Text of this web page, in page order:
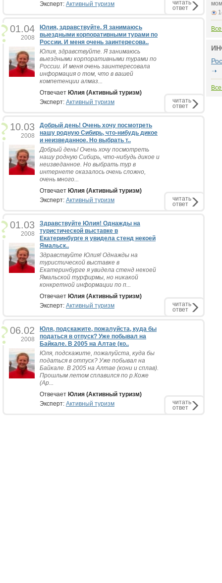
Эксперт: Активный туризм читать
ответ
01.04
2008
Юлия, здравствуйте. Я занимаюсь
выездными корпоративными турами по
России. И меня очень заинтересова..
Юлия, здравствуйте. Я занимаюсь
выездными корпоративными турами по
России. И меня очень заинтересовала
информация о том, что в вашей
компетенции алмаз...
Отвечает Юлия (Активный туризм)
Эксперт: Активный туризм читать
ответ
10.03
2008
Добрый день! Очень хочу посмотреть
нашу родную Сибирь, что-нибудь дикое
и неизведанное. Но выбрать т..
Добрый день! Очень хочу посмотреть
нашу родную Сибирь, что-нибудь дикое и
неизведанное. Но выбрать тур в
интернете оказалось очень сложно,
очень много...
Отвечает Юлия (Активный туризм)
Эксперт: Активный туризм читать
ответ
01.03
2008
Здравствуйте Юлия! Однажды на
туристической выставке в
Екатеринбурге я увидела стенд некоей
Ямальск..
Здравствуйте Юлия! Однажды на
туристической выставке в
Екатеринбурге я увидела стенд некоей
Ямальской турфирмы, но никакой
конкретной информации по п...
Отвечает Юлия (Активный туризм)
Эксперт: Активный туризм читать
ответ
06.02
2008
Юля, подскажите, пожалуйста, куда бы
податься в отпуск? Уже побывал на
Байкале. В 2005 на Алтае (ко..
Юля, подскажите, пожалуйста, куда бы
податься в отпуск? Уже побывал на
Байкале. В 2005 на Алтае (кони и сплав).
Прошлым летом сплавился по р.Коже
(Ар...
Отвечает Юлия (Активный туризм)
Эксперт: Активный туризм читать
ответ